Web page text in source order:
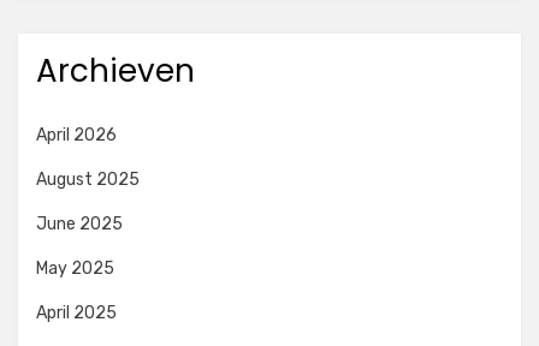
Archieven
April 2026
August 2025
June 2025
May 2025
April 2025